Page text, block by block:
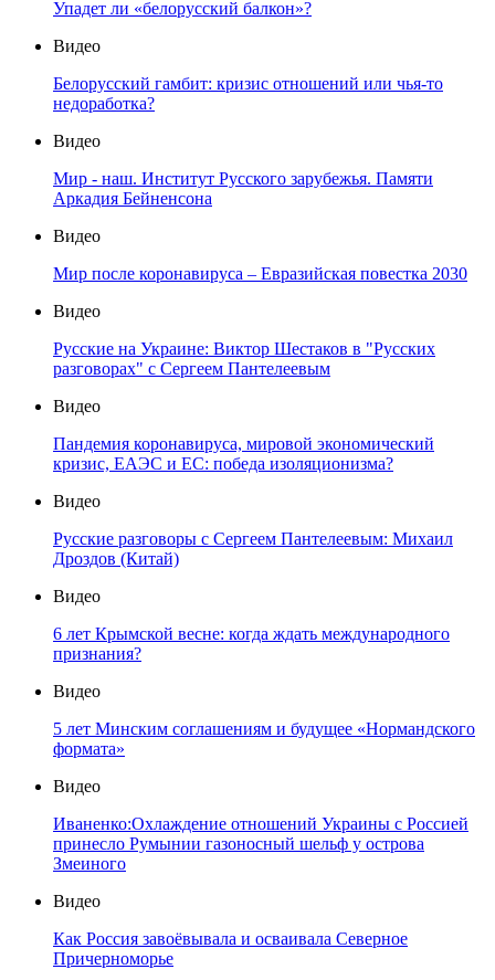
Упадет ли «белорусский балкон»?
Видео
Белорусский гамбит: кризис отношений или чья-то
недоработка?
Видео
Мир - наш. Институт Русского зарубежья. Памяти
Аркадия Бейненсона
Видео
Мир после коронавируса – Евразийская повестка 2030
Видео
Русские на Украине: Виктор Шестаков в "Русских
разговорах" с Сергеем Пантелеевым
Видео
Пандемия коронавируса, мировой экономический
кризис, ЕАЭС и ЕС: победа изоляционизма?
Видео
Русские разговоры с Сергеем Пантелеевым: Михаил
Дроздов (Китай)
Видео
6 лет Крымской весне: когда ждать международного
признания?
Видео
5 лет Минским соглашениям и будущее «Нормандского
формата»
Видео
Иваненко:Охлаждение отношений Украины с Россией
принесло Румынии газоносный шельф у острова
Змеиного
Видео
Как Россия завоёвывала и осваивала Северное
Причерноморье